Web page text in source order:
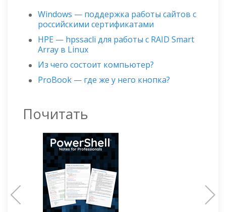
Windows — поддержка работы сайтов с
российскими сертификатами
HPE — hpssacli для работы с RAID Smart
Array в Linux
Из чего состоит компьютер?
ProBook — где же у него кнопка?
Почитать